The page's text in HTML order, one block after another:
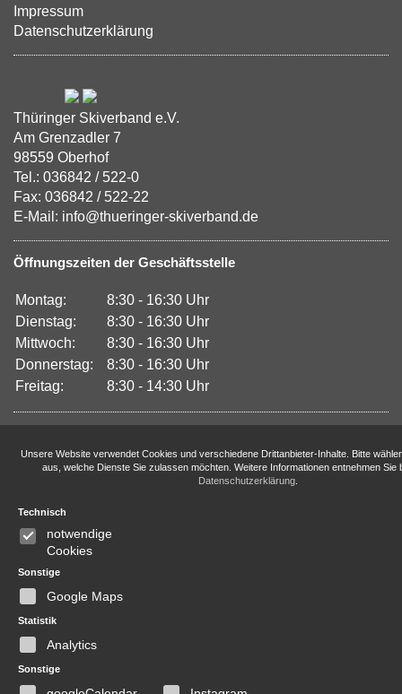
Impressum
Datenschutzerklärung
Thüringer Skiverband e.V.
Am Grenzadler 7
98559 Oberhof
Tel.: 036842 / 522-0
Fax: 036842 / 522-22
E-Mail: info@thueringer-skiverband.de
Öffnungszeiten der Geschäftsstelle
Montag:
8:30 - 16:30 Uhr
Dienstag:
8:30 - 16:30 Uhr
Mittwoch:
8:30 - 16:30 Uhr
Donnerstag:
8:30 - 16:30 Uhr
Freitag:
8:30 - 14:30 Uhr
Unsere Website verwendet Cookies und verschiedene Drittanbieter-Inhalte. Bitte
aus, welche Dienste Sie zulassen möchten. Weitere Informationen entnehmen Sie
Datenschutzerklärung.
Technisch
notwendige
Cookies
Sonstige
Google Maps
Statistik
Analytics
Sonstige